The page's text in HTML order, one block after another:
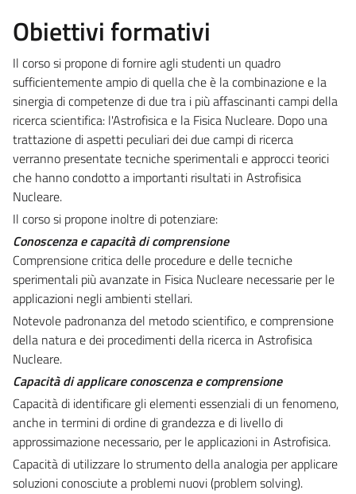
Obiettivi formativi
Il corso si propone di fornire agli studenti un quadro
sufficientemente ampio di quella che è la combinazione e la
sinergia di competenze di due tra i più affascinanti campi della
ricerca scientifica: l'Astrofisica e la Fisica Nucleare. Dopo una
trattazione di aspetti peculiari dei due campi di ricerca
verranno presentate tecniche sperimentali e approcci teorici
che hanno condotto a importanti risultati in Astrofisica
Nucleare.
Il corso si propone inoltre di potenziare:
Conoscenza e capacità di comprensione
Comprensione critica delle procedure e delle tecniche
sperimentali più avanzate in Fisica Nucleare necessarie per le
applicazioni negli ambienti stellari.
Notevole padronanza del metodo scientifico, e comprensione
della natura e dei procedimenti della ricerca in Astrofisica
Nucleare.
Capacità di applicare conoscenza e comprensione
Capacità di identificare gli elementi essenziali di un fenomeno,
anche in termini di ordine di grandezza e di livello di
approssimazione necessario, per le applicazioni in Astrofisica.
Capacità di utilizzare lo strumento della analogia per applicare
soluzioni conosciute a problemi nuovi (problem solving).